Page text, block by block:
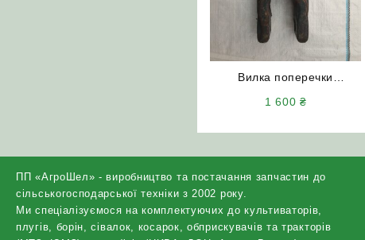
Вилка поперечки
1 600 ₴
ПП «АгроШел» - виробництво та постачання запчастин до
сільськогосподарської техніки з 2002 року.
Ми спеціалізуємося на комплектуючих до культиваторів,
плугів, борін, сівалок, косарок, обприскувачів та тракторів